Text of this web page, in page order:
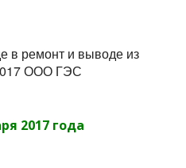
в ремонт и выводе из
ООО ГЭС
2017 года